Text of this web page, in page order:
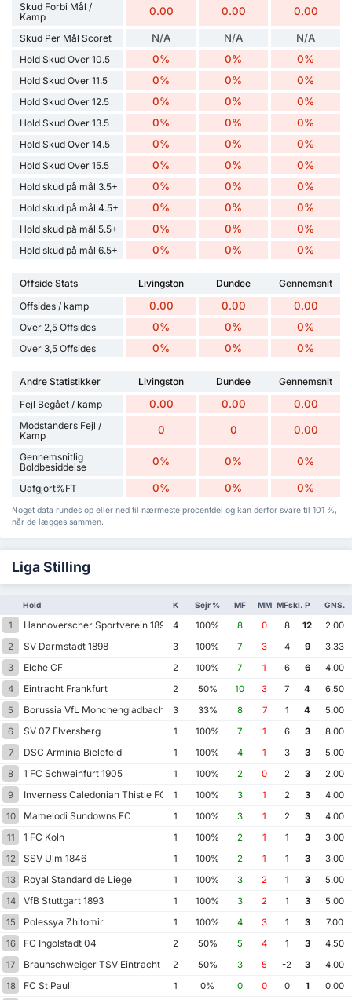
Skud Forbi Mål /
Kamp
0.00 0.00 0.00
Skud Per Mål Scoret N/A N/A N/A
Hold Skud Over 10.5 0% 0% 0%
Hold Skud Over 11.5 0% 0% 0%
Hold Skud Over 12.5 0% 0% 0%
Hold Skud Over 13.5 0% 0% 0%
Hold Skud Over 14.5 0% 0% 0%
Hold Skud Over 15.5 0% 0% 0%
Hold skud på mål 3.5+ 0% 0% 0%
Hold skud på mål 4.5+ 0% 0% 0%
Hold skud på mål 5.5+ 0% 0% 0%
Hold skud på mål 6.5+ 0% 0% 0%
Offside Stats Livingston Dundee
Gennemsnit
Offsides / kamp
0.00 0.00 0.00
Over 2,5 Offsides 0% 0% 0%
Over 3,5 Offsides 0% 0% 0%
Andre Statistikker Livingston Dundee
Gennemsnit
Fejl Begået / kamp
0.00 0.00 0.00
Modstanders Fejl /
Kamp
0 0 0.00
Gennemsnitlig
Boldbesiddelse
0% 0% 0%
Uafgjort%FT 0% 0% 0%
Noget data rundes op eller ned til nærmeste procentdel og kan derfor svare til 101 %,
når de lægges sammen.
Liga Stilling
Hold K Sejr % MF MM MFskl. P GNS.
1 Hannoverscher Sportverein 1896 4 100% 8 0 8 12
2.00
2
SV Darmstadt 1898 3 100% 7 3 4 9
3.33
3
Elche CF 2 100% 7 1 6 6
4.00
4
Eintracht Frankfurt 2 50% 10 3 7 4
6.50
5
Borussia VfL Monchengladbach 3 33% 8 7 1 4
5.00
6
SV 07 Elversberg 1 100% 7 1 6 3
8.00
7
DSC Arminia Bielefeld 1 100% 4 1 3 3
5.00
8
1 FC Schweinfurt 1905 1 100% 2 0 2 3
2.00
9
Inverness Caledonian Thistle FC 1 100% 3 1 2 3
4.00
10
Mamelodi Sundowns FC 1 100% 3 1 2 3
4.00
11
1 FC Koln 1 100% 2 1 1 3
3.00
12
SSV Ulm 1846 1 100% 2 1 1 3
3.00
13
Royal Standard de Liege 1 100% 3 2 1 3
5.00
14
VfB Stuttgart 1893 1 100% 3 2 1 3
5.00
15
Polessya Zhitomir 1 100% 4 3 1 3
7.00
16
FC Ingolstadt 04 2 50% 5 4 1 3
4.50
17
Braunschweiger TSV Eintracht 1895
2 50% 3 5 -2 3
4.00
18
FC St Pauli 1 0% 0 0 0 1 0.00